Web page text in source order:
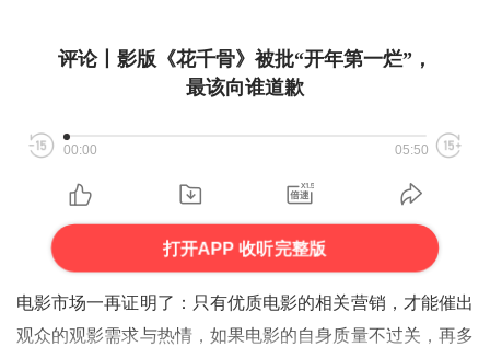
评论丨影版《花千骨》被批“开年第一烂”，
最该向谁道歉
00:00 05:50
打开APP 收听完整版
电影市场一再证明了：只有优质电影的相关营销，才能催出
观众的观影需求与热情，如果电影的自身质量不过关，再多